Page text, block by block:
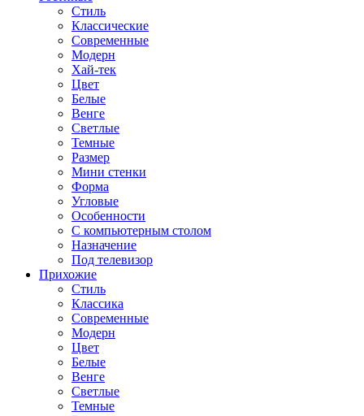
Стиль
Классические
Современные
Модерн
Хай-тек
Цвет
Белые
Венге
Светлые
Темные
Размер
Мини стенки
Форма
Угловые
Особенности
С компьютерным столом
Назначение
Под телевизор
Прихожие
Стиль
Классика
Современные
Модерн
Цвет
Белые
Венге
Светлые
Темные